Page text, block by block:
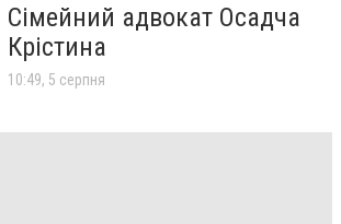
Сімейний адвокат Осадча
Крістина
10:49, 5 серпня